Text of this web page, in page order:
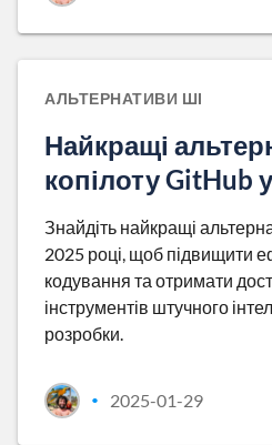
АЛЬТЕРНАТИВИ ШІ
Найкращі
копілоту GitHub
Знайдіть найкращі
2025 році, щоб підвищити
кодування та отримати
інструментів штучного
розробки.
• 2025-01-29